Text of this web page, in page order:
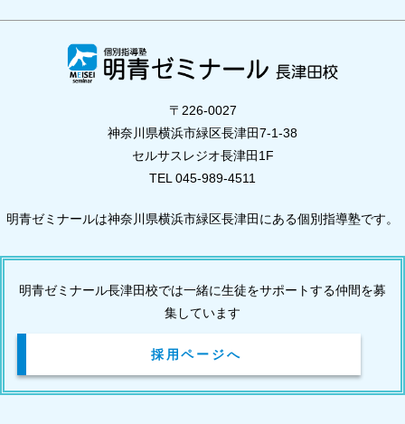
〒226-0027
神奈川県横浜市緑区長津田7-1-38
セルサスレジオ長津田1F
TEL 045-989-4511
明青ゼミナールは神奈川県横浜市緑区長津田にある個別指導塾です。
明青ゼミナール長津田校では一緒に生徒をサポートする仲間を募
集しています
採用ページへ